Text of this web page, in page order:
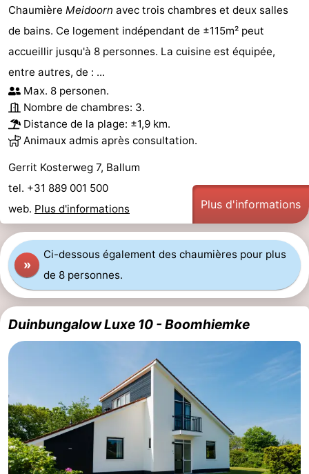
Chaumière Meidoorn avec trois chambres et deux salles
de bains. Ce logement indépendant de ±115m² peut
accueillir jusqu'à 8 personnes. La cuisine est équipée,
entre autres, de : ...
Max. 8 personen.
Nombre de chambres: 3.
Distance de la plage: ±1,9 km.
Animaux admis après consultation.
Gerrit Kosterweg 7, Ballum
tel. +31 889 001 500
web. Plus d'informations Plus d'informations
»
Ci-dessous également des chaumières pour plus
de 8 personnes.
Duinbungalow Luxe 10 - Boomhiemke